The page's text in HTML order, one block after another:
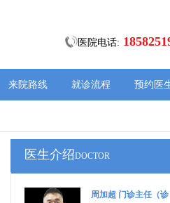
医院电话:
来院路线 就诊流程 预约医
医生介绍DOCTOR
周加超 门诊主任（诊